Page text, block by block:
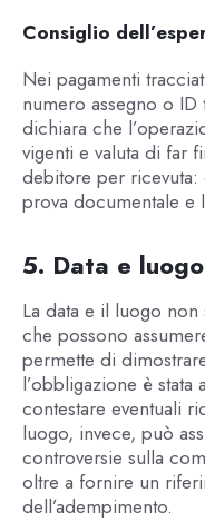
Consiglio
Nei pagamenti
numero assegno o
dichiara che
vigenti e valuta di far
debitore per ricevuta:
prova documentale e
5. Data e
La data e il luogo
che possono
permette di
l’obbligazione è
contestare eventuali
luogo, invece, può
controversie sulla
oltre a fornire un
dell’adempimento.